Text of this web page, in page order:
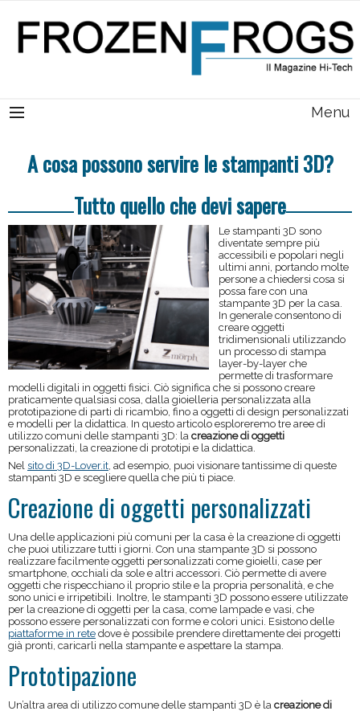
Menu
A cosa possono servire le stampanti 3D?
Tutto quello che devi sapere
Le stampanti 3D sono
diventate sempre più
accessibili e popolari negli
ultimi anni, portando molte
persone a chiedersi cosa si
possa fare con una
stampante 3D per la casa.
In generale consentono di
creare oggetti
tridimensionali utilizzando
un processo di stampa
layer-by-layer che
permette di trasformare
modelli digitali in oggetti fisici. Ciò significa che si possono creare
praticamente qualsiasi cosa, dalla gioielleria personalizzata alla
prototipazione di parti di ricambio, fino a oggetti di design personalizzati
e modelli per la didattica. In questo articolo esploreremo tre aree di
utilizzo comuni delle stampanti 3D: la creazione di oggetti
personalizzati, la creazione di prototipi e la didattica.
Nel sito di 3D-Lover.it , ad esempio, puoi visionare tantissime di queste
stampanti 3D e scegliere quella che più ti piace.
Creazione di oggetti personalizzati
Una delle applicazioni più comuni per la casa è la creazione di oggetti
che puoi utilizzare tutti i giorni. Con una stampante 3D si possono
realizzare facilmente oggetti personalizzati come gioielli, case per
smartphone, occhiali da sole e altri accessori. Ciò permette di avere
oggetti che rispecchiano il proprio stile e la propria personalità, e che
sono unici e irripetibili. Inoltre, le stampanti 3D possono essere utilizzate
per la creazione di oggetti per la casa, come lampade e vasi, che
possono essere personalizzati con forme e colori unici. Esistono delle
piattaforme in rete dove è possibile prendere direttamente dei progetti
già pronti, caricarli nella stampante e aspettare la stampa.
Prototipazione
Un’altra area di utilizzo comune delle stampanti 3D è la creazione di